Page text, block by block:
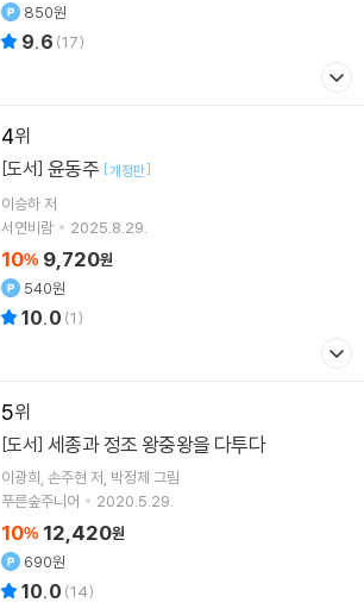
850원
9.6 (17)
4
[도서] 윤동주 [개정판]
이승하 저
서연비람
2025.8.29.
10% 9,720원
540원
10.0 (1)
5
[도서] 세종과 정조 왕중왕을 다투다
이광희 손주현 저 박정제 그림
푸른숲주니어
2020.5.29.
10% 12,420원
690원
10.0 (14)